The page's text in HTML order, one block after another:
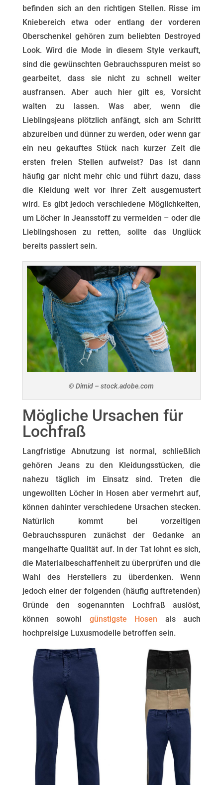
befinden sich an den richtigen Stellen. Risse im
Kniebereich etwa oder entlang der vorderen
Oberschenkel gehören zum beliebten Destroyed
Look. Wird die Mode in diesem Style verkauft,
sind die gewünschten Gebrauchsspuren meist so
gearbeitet, dass sie nicht zu schnell weiter
ausfransen. Aber auch hier gilt es, Vorsicht
walten zu lassen. Was aber, wenn die
Lieblingsjeans plötzlich anfängt, sich am Schritt
abzureiben und dünner zu werden, oder wenn gar
ein neu gekauftes Stück nach kurzer Zeit die
ersten freien Stellen aufweist? Das ist dann
häufig gar nicht mehr chic und führt dazu, dass
die Kleidung weit vor ihrer Zeit ausgemustert
wird. Es gibt jedoch verschiedene Möglichkeiten,
um Löcher in Jeansstoff zu vermeiden – oder die
Lieblingshosen zu retten, sollte das Unglück
bereits passiert sein.
© Dimid – stock.adobe.com
Mögliche Ursachen für
Lochfraß
Langfristige Abnutzung ist normal, schließlich
gehören Jeans zu den Kleidungsstücken, die
nahezu täglich im Einsatz sind. Treten die
ungewollten Löcher in Hosen aber vermehrt auf,
können dahinter verschiedene Ursachen stecken.
Natürlich kommt bei vorzeitigen
Gebrauchsspuren zunächst der Gedanke an
mangelhafte Qualität auf. In der Tat lohnt es sich,
die Materialbeschaffenheit zu überprüfen und die
Wahl des Herstellers zu überdenken. Wenn
jedoch einer der folgenden (häufig auftretenden)
Gründe den sogenannten Lochfraß auslöst,
können sowohl günstigste Hosen als auch
hochpreisige Luxusmodelle betroffen sein.